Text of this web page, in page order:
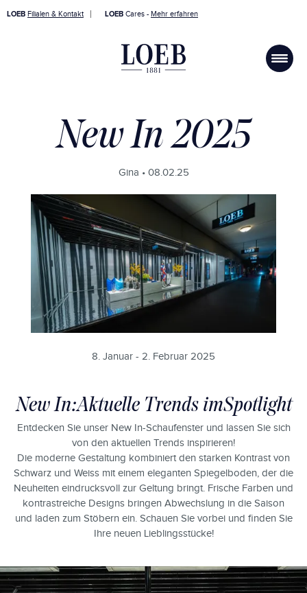
LOEB Filialen & Kontakt LOEB Cares - Mehr erfahren
New In 2025
Gina • 08.02.25
8. Januar - 2. Februar 2025
New In: Aktuelle Trends im Spotlight
Entdecken Sie unser New In-Schaufenster und lassen Sie sich
von den aktuellen Trends inspirieren!
Die moderne Gestaltung kombiniert den starken Kontrast von
Schwarz und Weiss mit einem eleganten Spiegelboden, der die
Neuheiten eindrucksvoll zur Geltung bringt. Frische Farben und
kontrastreiche Designs bringen Abwechslung in die Saison
und laden zum Stöbern ein. Schauen Sie vorbei und finden Sie
Ihre neuen Lieblingsstücke!